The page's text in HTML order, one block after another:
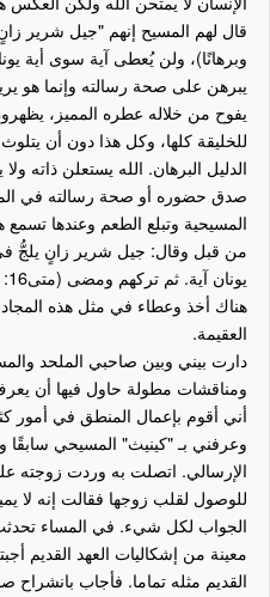
قال لهم المسيح إنهم "جيل شرير
وبرهانًا)، ولن يُعطى آية سوى أية
يبرهن على صحة رسالته وإنما هو
يفوح من خلاله عطره المميز،
للخليقة كلها، وكل هذا دون أن
الدليل البرهان. الله يستعلن ذاته
صدق حضوره أو صحة رسالته في
المسيحية وتبلع الطعم وعندها
من قبل وقال: جيل شرير زانٍ يلجُّ
هناك أخذ وعطاء في مثل هذه
العقيمة.
دارت بيني وبين صاحبي الملحد
ومناقشات مطولة حاول فيها أن
أني أقوم بإعمال المنطق في أمور
وعرفني بـ "كينيث" المسيحي سابقًا
الإرسالي. اتصلت به وردت زوجته
للوصول لقلب زوجها فقالت إنه لا
الجواب لكل شيء. في المساء
معينة من إشكاليات العهد القديم
القديم مثله تماما. فأجاب